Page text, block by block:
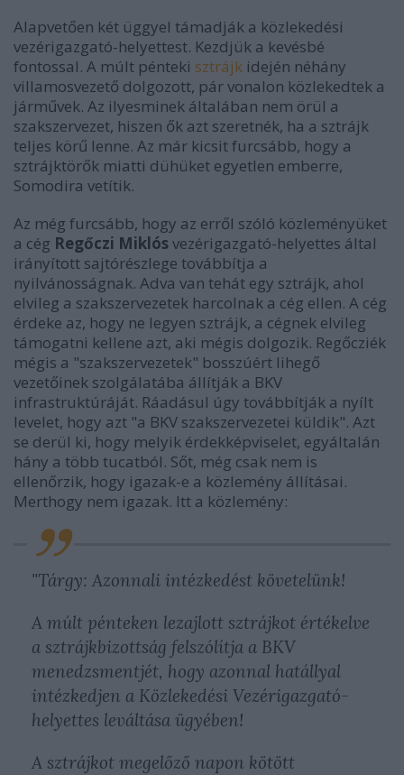
Alapvetően két üggyel támadják a közlekedési
vezérigazgató-helyettest. Kezdjük a kevésbé
fontossal. A múlt pénteki sztrájk idején néhány
villamosvezető dolgozott, pár vonalon közlekedtek a
járművek. Az ilyesminek általában nem örül a
szakszervezet, hiszen ők azt szeretnék, ha a sztrájk
teljes körű lenne. Az már kicsit furcsább, hogy a
sztrájktörők miatti dühüket egyetlen emberre,
Somodira vetítik.
Az még furcsább, hogy az erről szóló közleményüket
a cég Regőczi Miklósvezérigazgató-helyettes által
irányított sajtórészlege továbbítja a
nyilvánosságnak. Adva van tehát egy sztrájk, ahol
elvileg a szakszervezetek harcolnak a cég ellen. A cég
érdeke az, hogy ne legyen sztrájk, a cégnek elvileg
támogatni kellene azt, aki mégis dolgozik. Regőcziék
mégis a "szakszervezetek" bosszúért lihegő
vezetőinek szolgálatába állítják a BKV
infrastruktúráját. Ráadásul úgy továbbítják a nyílt
levelet, hogy azt "a BKV szakszervezetei küldik". Azt
se derül ki, hogy melyik érdekképviselet, egyáltalán
hány a több tucatból. Sőt, még csak nem is
ellenőrzik, hogy igazak-e a közlemény állításai.
Merthogy nem igazak. Itt a közlemény:
"Tárgy: Azonnali intézkedést követelünk!
A múlt pénteken lezajlott sztrájkot értékelve
a sztrájkbizottság felszólítja a BKV
menedzsmentjét, hogy azonnal hatállyal
intézkedjen a Közlekedési Vezérigazgató-
helyettes leváltása ügyében!
A sztrájkot megelőző napon kötött